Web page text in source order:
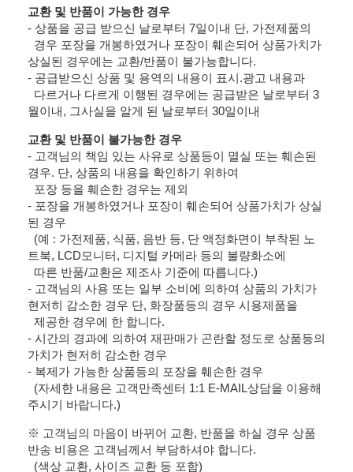
교환 및 반품이 가능한 경우
- 상품을 공급 받으신 날로부터 7일이내 단, 가전제품의
경우 포장을 개봉하였거나 포장이 훼손되어 상품가치가
상실된 경우에는 교환/반품이 불가능합니다.
- 공급받으신 상품 및 용역의 내용이 표시.광고 내용과
다르거나 다르게 이행된 경우에는 공급받은 날로부터 3
월이내, 그사실을 알게 된 날로부터 30일이내
교환 및 반품이 불가능한 경우
- 고객님의 책임 있는 사유로 상품등이 멸실 또는 훼손된
경우. 단, 상품의 내용을 확인하기 위하여
포장 등을 훼손한 경우는 제외
- 포장을 개봉하였거나 포장이 훼손되어 상품가치가 상실
된 경우
(예 : 가전제품, 식품, 음반 등, 단 액정화면이 부착된 노
트북, LCD모니터, 디지털 카메라 등의 불량화소에
따른 반품/교환은 제조사 기준에 따릅니다.)
- 고객님의 사용 또는 일부 소비에 의하여 상품의 가치가
현저히 감소한 경우 단, 화장품등의 경우 시용제품을
제공한 경우에 한 합니다.
- 시간의 경과에 의하여 재판매가 곤란할 정도로 상품등의
가치가 현저히 감소한 경우
- 복제가 가능한 상품등의 포장을 훼손한 경우
(자세한 내용은 고객만족센터 1:1 E-MAIL상담을 이용해
주시기 바랍니다.)
※ 고객님의 마음이 바뀌어 교환, 반품을 하실 경우 상품
반송 비용은 고객님께서 부담하셔야 합니다.
(색상 교환, 사이즈 교환 등 포함)